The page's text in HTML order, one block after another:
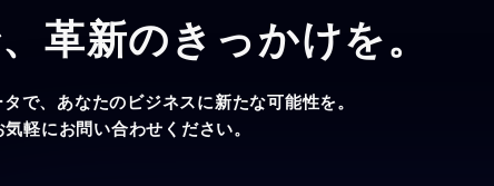
革新のきっかけを。
で、あなたのビジネスに新たな可能性を。
軽にお問い合わせください。